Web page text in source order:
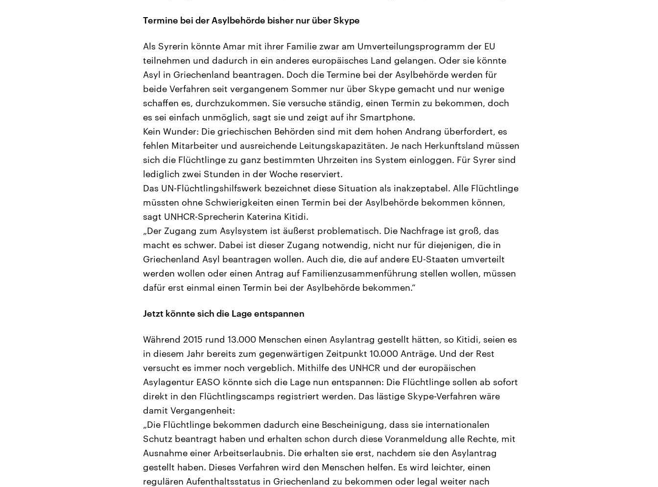
Termine bei der Asylbehörde bisher nur über Skype
Als Syrerin könnte Amar mit ihrer Familie zwar am Umverteilungsprogramm der EU
teilnehmen und dadurch in ein anderes europäisches Land gelangen. Oder sie könnte
Asyl in Griechenland beantragen. Doch die Termine bei der Asylbehörde werden für
beide Verfahren seit vergangenem Sommer nur über Skype gemacht und nur wenige
schaffen es, durchzukommen. Sie versuche ständig, einen Termin zu bekommen, doch
es sei einfach unmöglich, sagt sie und zeigt auf ihr Smartphone.
Kein Wunder: Die griechischen Behörden sind mit dem hohen Andrang überfordert, es
fehlen Mitarbeiter und ausreichende Leitungskapazitäten. Je nach Herkunftsland müssen
sich die Flüchtlinge zu ganz bestimmten Uhrzeiten ins System einloggen. Für Syrer sind
lediglich zwei Stunden in der Woche reserviert.
Das UN-Flüchtlingshilfswerk bezeichnet diese Situation als inakzeptabel. Alle Flüchtlinge
müssten ohne Schwierigkeiten einen Termin bei der Asylbehörde bekommen können,
sagt UNHCR-Sprecherin Katerina Kitidi.
„Der Zugang zum Asylsystem ist äußerst problematisch. Die Nachfrage ist groß, das
macht es schwer. Dabei ist dieser Zugang notwendig, nicht nur für diejenigen, die in
Griechenland Asyl beantragen wollen. Auch die, die auf andere EU-Staaten umverteilt
werden wollen oder einen Antrag auf Familienzusammenführung stellen wollen, müssen
dafür erst einmal einen Termin bei der Asylbehörde bekommen.“
Jetzt könnte sich die Lage entspannen
Während 2015 rund 13.000 Menschen einen Asylantrag gestellt hätten, so Kitidi, seien es
in diesem Jahr bereits zum gegenwärtigen Zeitpunkt 10.000 Anträge. Und der Rest
versucht es immer noch vergeblich. Mithilfe des UNHCR und der europäischen
Asylagentur EASO könnte sich die Lage nun entspannen: Die Flüchtlinge sollen ab sofort
direkt in den Flüchtlingscamps registriert werden. Das lästige Skype-Verfahren wäre
damit Vergangenheit:
„Die Flüchtlinge bekommen dadurch eine Bescheinigung, dass sie internationalen
Schutz beantragt haben und erhalten schon durch diese Voranmeldung alle Rechte, mit
Ausnahme einer Arbeitserlaubnis. Die erhalten sie erst, nachdem sie den Asylantrag
gestellt haben. Dieses Verfahren wird den Menschen helfen. Es wird leichter, einen
regulären Aufenthaltsstatus in Griechenland zu bekommen oder legal weiter nach